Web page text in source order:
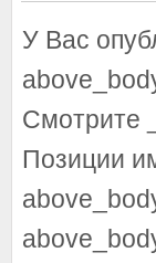
У Вас
Смотрите _
Позиции